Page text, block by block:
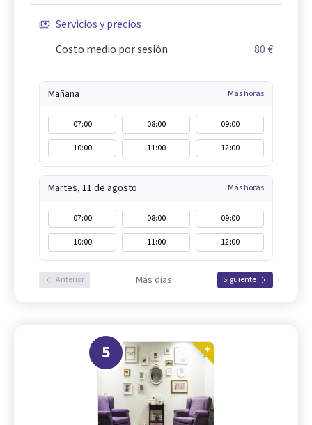
Servicios y precios
Costo medio por sesión
80 €
Mañana Más horas
07:00 08:00
09:00
10:00
11:00 12:00
Martes, 11 de agosto Más horas
07:00 08:00
09:00
10:00
11:00 12:00
Anterior Más días Siguiente
5